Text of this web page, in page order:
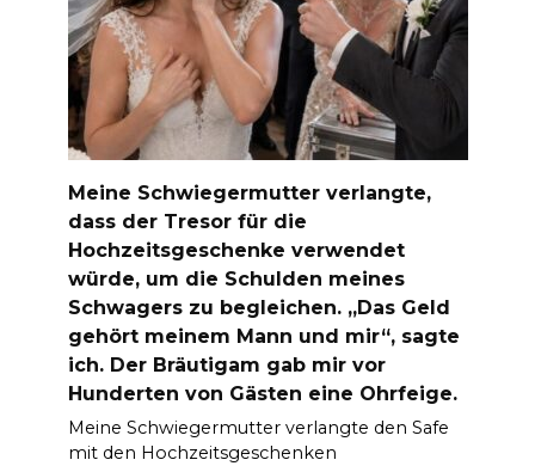
Meine Schwiegermutter verlangte,
dass der Tresor für die
Hochzeitsgeschenke verwendet
würde, um die Schulden meines
Schwagers zu begleichen. „Das Geld
gehört meinem Mann und mir“, sagte
ich. Der Bräutigam gab mir vor
Hunderten von Gästen eine Ohrfeige.
Meine Schwiegermutter verlangte den Safe
mit den Hochzeitsgeschenken